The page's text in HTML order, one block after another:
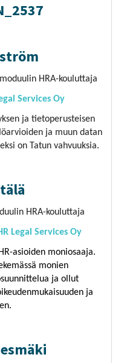
HRA-kouluttaja
Services Oy
ja tietoperusteisen
ja muun datan
on Tatun vahvuuksia.
HRA-kouluttaja
Legal Services Oy
asioiden moniosaaja.
monien
ja ollut
ja